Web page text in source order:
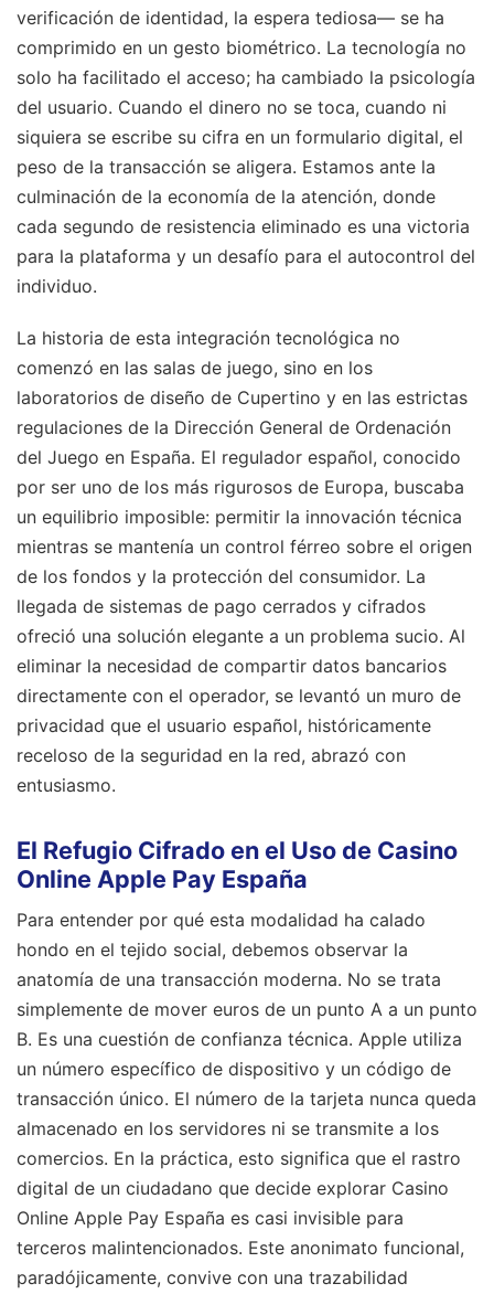
verificación de identidad, la espera tediosa— se ha
comprimido en un gesto biométrico. La tecnología no
solo ha facilitado el acceso; ha cambiado la psicología
del usuario. Cuando el dinero no se toca, cuando ni
siquiera se escribe su cifra en un formulario digital, el
peso de la transacción se aligera. Estamos ante la
culminación de la economía de la atención, donde
cada segundo de resistencia eliminado es una victoria
para la plataforma y un desafío para el autocontrol del
individuo.
La historia de esta integración tecnológica no
comenzó en las salas de juego, sino en los
laboratorios de diseño de Cupertino y en las estrictas
regulaciones de la Dirección General de Ordenación
del Juego en España. El regulador español, conocido
por ser uno de los más rigurosos de Europa, buscaba
un equilibrio imposible: permitir la innovación técnica
mientras se mantenía un control férreo sobre el origen
de los fondos y la protección del consumidor. La
llegada de sistemas de pago cerrados y cifrados
ofreció una solución elegante a un problema sucio. Al
eliminar la necesidad de compartir datos bancarios
directamente con el operador, se levantó un muro de
privacidad que el usuario español, históricamente
receloso de la seguridad en la red, abrazó con
entusiasmo.
El Refugio Cifrado en el Uso de Casino
Online Apple Pay España
Para entender por qué esta modalidad ha calado
hondo en el tejido social, debemos observar la
anatomía de una transacción moderna. No se trata
simplemente de mover euros de un punto A a un punto
B. Es una cuestión de confianza técnica. Apple utiliza
un número específico de dispositivo y un código de
transacción único. El número de la tarjeta nunca queda
almacenado en los servidores ni se transmite a los
comercios. En la práctica, esto significa que el rastro
digital de un ciudadano que decide explorar Casino
Online Apple Pay España es casi invisible para
terceros malintencionados. Este anonimato funcional,
paradójicamente, convive con una trazabilidad